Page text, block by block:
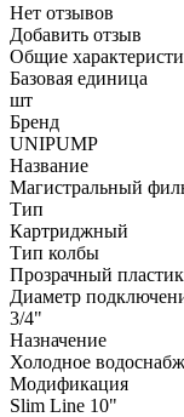
Нет отзывов
Добавить отзыв
Общие
Базовая единица
шт
Бренд
UNIPUMP
Название
Магистральный
Тип
Картриджный
Тип колбы
Прозрачный пластик
Диаметр
3/4"
Назначение
Холодное
Модификация
Slim Line 10"